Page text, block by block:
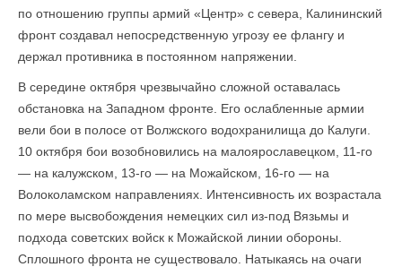
по отношению группы армий «Центр» с севера, Калининский
фронт создавал непосредственную угрозу ее флангу и
держал противника в постоянном напряжении.
В середине октября чрезвычайно сложной оставалась
обстановка на Западном фронте. Его ослабленные армии
вели бои в полосе от Волжского водохранилища до Калуги.
10 октября бои возобновились на малоярославецком, 11-го
— на калужском, 13-го — на Можайском, 16-го — на
Волоколамском направлениях. Интенсивность их возрастала
по мере высвобождения немецких сил из-под Вязьмы и
подхода советских войск к Можайской линии обороны.
Сплошного фронта не существовало. Натыкаясь на очаги